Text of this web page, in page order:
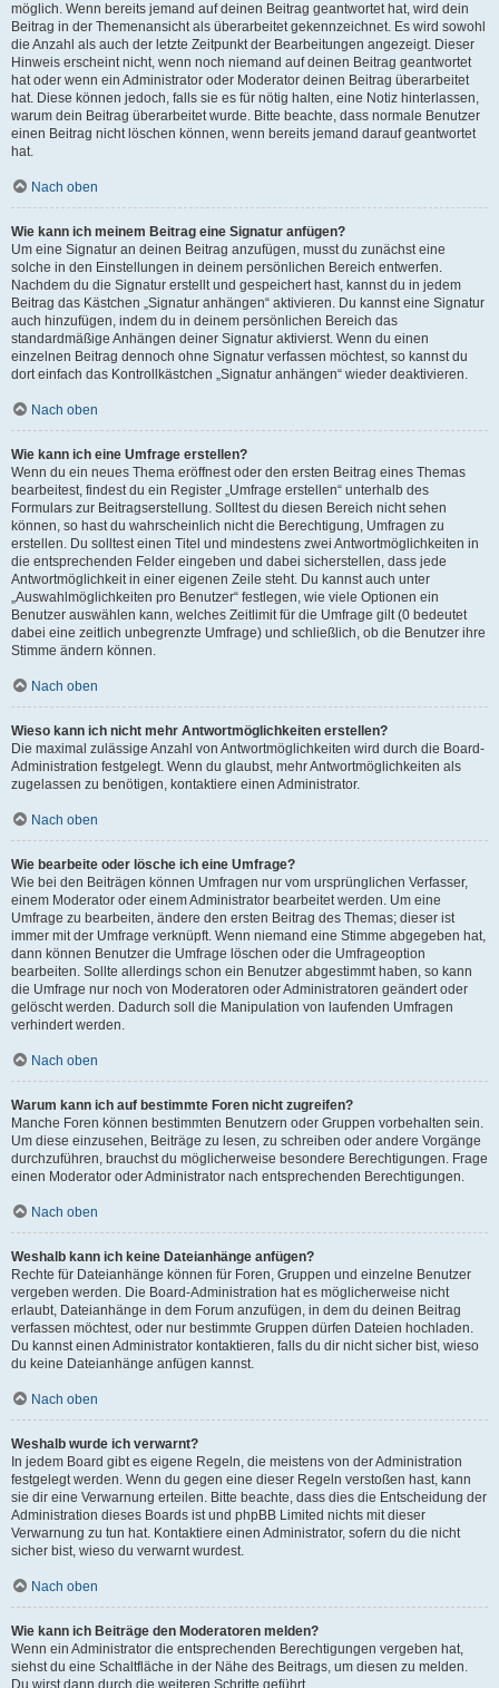
möglich. Wenn bereits jemand auf deinen Beitrag geantwortet hat, wird dein
Beitrag in der Themenansicht als überarbeitet gekennzeichnet. Es wird sowohl
die Anzahl als auch der letzte Zeitpunkt der Bearbeitungen angezeigt. Dieser
Hinweis erscheint nicht, wenn noch niemand auf deinen Beitrag geantwortet
hat oder wenn ein Administrator oder Moderator deinen Beitrag überarbeitet
hat. Diese können jedoch, falls sie es für nötig halten, eine Notiz hinterlassen,
warum dein Beitrag überarbeitet wurde. Bitte beachte, dass normale Benutzer
einen Beitrag nicht löschen können, wenn bereits jemand darauf geantwortet
hat.
Nach oben
Wie kann ich meinem Beitrag eine Signatur anfügen?
Um eine Signatur an deinen Beitrag anzufügen, musst du zunächst eine
solche in den Einstellungen in deinem persönlichen Bereich entwerfen.
Nachdem du die Signatur erstellt und gespeichert hast, kannst du in jedem
Beitrag das Kästchen „Signatur anhängen“ aktivieren. Du kannst eine Signatur
auch hinzufügen, indem du in deinem persönlichen Bereich das
standardmäßige Anhängen deiner Signatur aktivierst. Wenn du einen
einzelnen Beitrag dennoch ohne Signatur verfassen möchtest, so kannst du
dort einfach das Kontrollkästchen „Signatur anhängen“ wieder deaktivieren.
Nach oben
Wie kann ich eine Umfrage erstellen?
Wenn du ein neues Thema eröffnest oder den ersten Beitrag eines Themas
bearbeitest, findest du ein Register „Umfrage erstellen“ unterhalb des
Formulars zur Beitragserstellung. Solltest du diesen Bereich nicht sehen
können, so hast du wahrscheinlich nicht die Berechtigung, Umfragen zu
erstellen. Du solltest einen Titel und mindestens zwei Antwortmöglichkeiten in
die entsprechenden Felder eingeben und dabei sicherstellen, dass jede
Antwortmöglichkeit in einer eigenen Zeile steht. Du kannst auch unter
„Auswahlmöglichkeiten pro Benutzer“ festlegen, wie viele Optionen ein
Benutzer auswählen kann, welches Zeitlimit für die Umfrage gilt (0 bedeutet
dabei eine zeitlich unbegrenzte Umfrage) und schließlich, ob die Benutzer ihre
Stimme ändern können.
Nach oben
Wieso kann ich nicht mehr Antwortmöglichkeiten erstellen?
Die maximal zulässige Anzahl von Antwortmöglichkeiten wird durch die Board-
Administration festgelegt. Wenn du glaubst, mehr Antwortmöglichkeiten als
zugelassen zu benötigen, kontaktiere einen Administrator.
Nach oben
Wie bearbeite oder lösche ich eine Umfrage?
Wie bei den Beiträgen können Umfragen nur vom ursprünglichen Verfasser,
einem Moderator oder einem Administrator bearbeitet werden. Um eine
Umfrage zu bearbeiten, ändere den ersten Beitrag des Themas; dieser ist
immer mit der Umfrage verknüpft. Wenn niemand eine Stimme abgegeben hat,
dann können Benutzer die Umfrage löschen oder die Umfrageoption
bearbeiten. Sollte allerdings schon ein Benutzer abgestimmt haben, so kann
die Umfrage nur noch von Moderatoren oder Administratoren geändert oder
gelöscht werden. Dadurch soll die Manipulation von laufenden Umfragen
verhindert werden.
Nach oben
Warum kann ich auf bestimmte Foren nicht zugreifen?
Manche Foren können bestimmten Benutzern oder Gruppen vorbehalten sein.
Um diese einzusehen, Beiträge zu lesen, zu schreiben oder andere Vorgänge
durchzuführen, brauchst du möglicherweise besondere Berechtigungen. Frage
einen Moderator oder Administrator nach entsprechenden Berechtigungen.
Nach oben
Weshalb kann ich keine Dateianhänge anfügen?
Rechte für Dateianhänge können für Foren, Gruppen und einzelne Benutzer
vergeben werden. Die Board-Administration hat es möglicherweise nicht
erlaubt, Dateianhänge in dem Forum anzufügen, in dem du deinen Beitrag
verfassen möchtest, oder nur bestimmte Gruppen dürfen Dateien hochladen.
Du kannst einen Administrator kontaktieren, falls du dir nicht sicher bist, wieso
du keine Dateianhänge anfügen kannst.
Nach oben
Weshalb wurde ich verwarnt?
In jedem Board gibt es eigene Regeln, die meistens von der Administration
festgelegt werden. Wenn du gegen eine dieser Regeln verstoßen hast, kann
sie dir eine Verwarnung erteilen. Bitte beachte, dass dies die Entscheidung der
Administration dieses Boards ist und phpBB Limited nichts mit dieser
Verwarnung zu tun hat. Kontaktiere einen Administrator, sofern du die nicht
sicher bist, wieso du verwarnt wurdest.
Nach oben
Wie kann ich Beiträge den Moderatoren melden?
Wenn ein Administrator die entsprechenden Berechtigungen vergeben hat,
siehst du eine Schaltfläche in der Nähe des Beitrags, um diesen zu melden.
Du wirst dann durch die weiteren Schritte geführt.